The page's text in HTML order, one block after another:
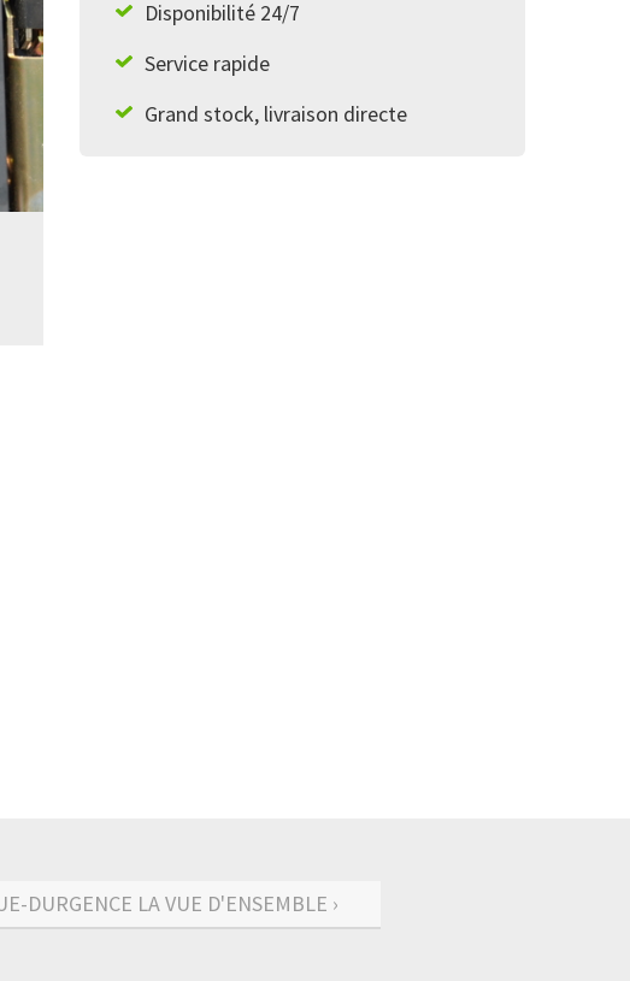
Disponibilité 24/7
Service rapide
Grand stock, livraison directe
DURGENCE LA VUE D'ENSEMBLE ›